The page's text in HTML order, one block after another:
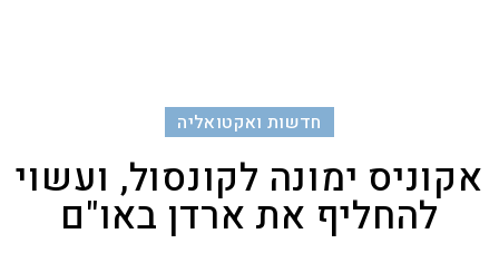
חדשות ואקטואליה
אקוניס ימונה לקונסול, ועשוי
להחליף את ארדן באו"ם